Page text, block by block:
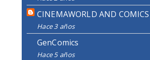
CINEMAWORLD AND COMICS
Hace 3 años
GenComics
Hace 5 años